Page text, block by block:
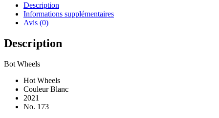
Description
Informations supplémentaires
Avis (0)
Description
Bot Wheels
Hot Wheels
Couleur Blanc
2021
No. 173